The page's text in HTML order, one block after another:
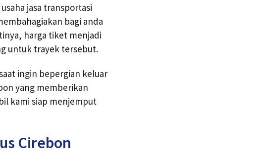
jasa transportasi
bagi anda
harga tiket menjadi
untuk trayek tersebut.
ingin bepergian keluar
yang memberikan
kami siap menjemput
Cirebon